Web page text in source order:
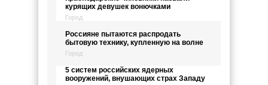
курящих девушек вонючками
Город
Россияне пытаются распродать
бытовую технику, купленную на волне
Город
5 систем российских ядерных
вооружений, внушающих страх Западу